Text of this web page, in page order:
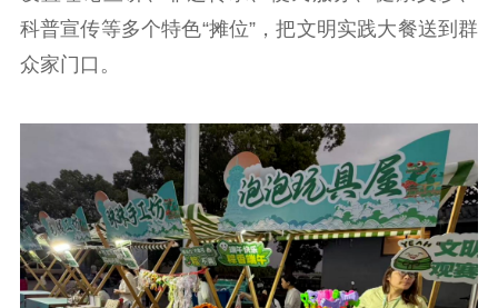
科普宣传等多个特色“摊位”，把文明实践大餐送到群
众家门口。